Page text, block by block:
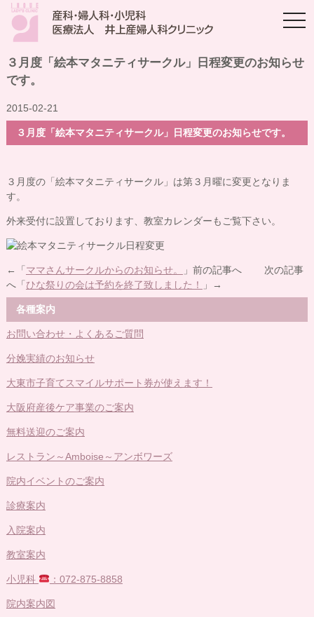
３月度「絵本マタニティサークル」日程変更のお知らせ
です。
2015-02-21
３月度「絵本マタニティサークル」日程変更のお知らせです。
３月度の「絵本マタニティサークル」は第３月曜に変更となりま
す。
外来受付に設置しております、教室カレンダーもご覧下さい。
←「 ママさんサークルからのお知らせ。
」前の記事へ 次の記事
へ「 ひな祭りの会は予約を終了致しました！ 」→
各種案内
お問い合わせ・よくあるご質問
分娩実績のお知らせ
大東市子育てスマイルサポート券が使えます！
大阪府産後ケア事業のご案内
無料送迎のご案内
レストラン～Amboise～アンボワーズ
院内イベントのご案内
診療案内
入院案内
教室案内
小児科 ：072-875-8858
院内案内図